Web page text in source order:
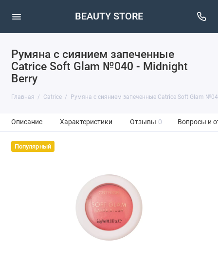
BEAUTY STORE
Румяна с сиянием запеченные
Catrice Soft Glam №040 - Midnight
Berry
Главная Catrice Румяна с сиянием запеченные Catrice Soft Glam
Описание Характеристики Отзывы 0 Вопросы и
Популярный